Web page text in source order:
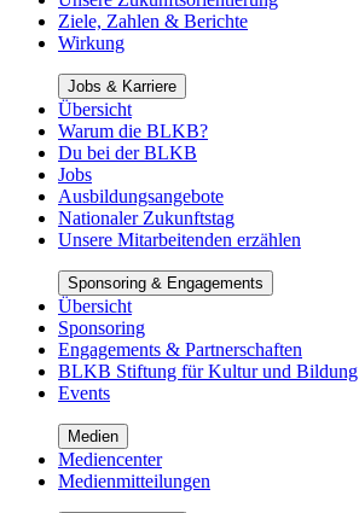
Ziele, Zahlen & Berichte
Wirkung
Jobs & Karriere
Übersicht
Warum die BLKB?
Du bei der BLKB
Jobs
Ausbildungsangebote
Nationaler Zukunftstag
Unsere Mitarbeitenden erzählen
Sponsoring & Engagements
Übersicht
Sponsoring
Engagements & Partnerschaften
BLKB Stiftung für Kultur und Bildung
Events
Medien
Mediencenter
Medienmitteilungen